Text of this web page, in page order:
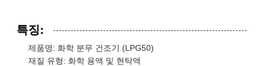
특징:
제품명: 화학 분무 건조기 (LPG50)
재질 유형: 화학 용액 및 현탁액